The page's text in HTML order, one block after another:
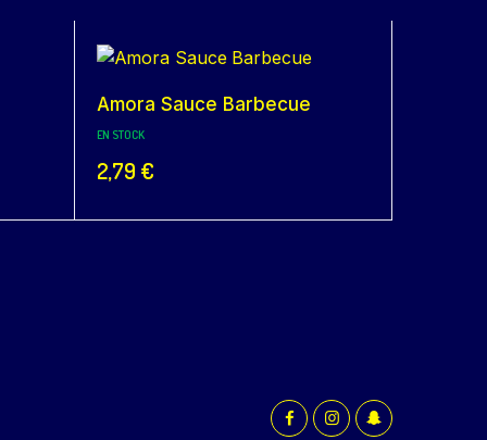
Amora Sauce Barbecue
EN STOCK
2,79 €